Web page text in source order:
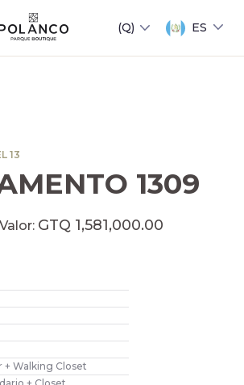
ES
13
1309
Valor: GTQ 1,581,000.00
Walking Closet